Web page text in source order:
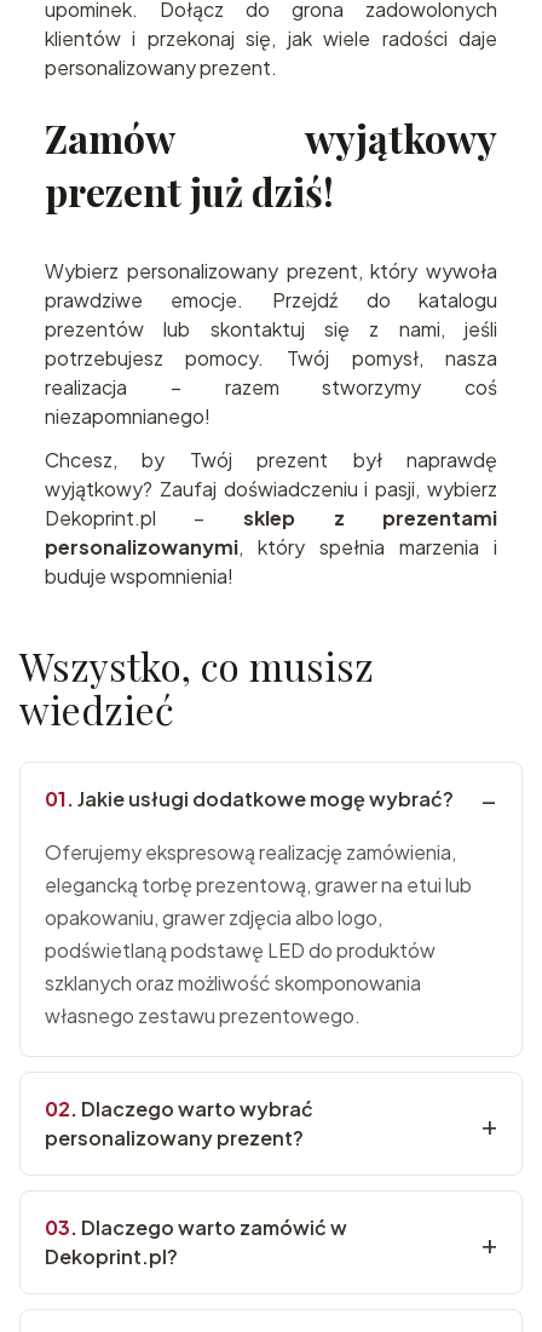
upominek. Dołącz do grona zadowolonych
klientów i przekonaj się, jak wiele radości daje
personalizowany prezent.
Zamów wyjątkowy
prezent już dziś!
Wybierz personalizowany prezent, który wywoła
prawdziwe emocje. Przejdź do katalogu
prezentów lub skontaktuj się z nami, jeśli
potrzebujesz pomocy. Twój pomysł, nasza
realizacja – razem stworzymy coś
niezapomnianego!
Chcesz, by Twój prezent był naprawdę
wyjątkowy? Zaufaj doświadczeniu i pasji, wybierz
Dekoprint.pl – sklep z prezentami
personalizowanymi, który spełnia marzenia i
buduje wspomnienia!
Wszystko, co musisz
wiedzieć
Jakie usługi dodatkowe mogę wybrać?
Oferujemy ekspresową realizację zamówienia,
elegancką torbę prezentową, grawer na etui lub
opakowaniu, grawer zdjęcia albo logo,
podświetlaną podstawę LED do produktów
szklanych oraz możliwość skomponowania
własnego zestawu prezentowego.
Dlaczego warto wybrać
personalizowany prezent?
Dlaczego warto zamówić w
Dekoprint.pl?